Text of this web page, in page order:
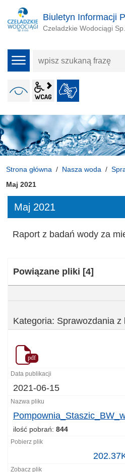
Biuletyn Informacji
Czeladzkie Wodociągi
menu
wpisz
frazę
WERSJA
wcag2.1
Strona główna Nasza woda
Maj 2021
Maj 2021
Raport z badań wody za
Kategoria:
Powiązane pliki [4]
Kategoria: Sprawozdania z
pdf
2021-06-15
ilość pobrań: 844